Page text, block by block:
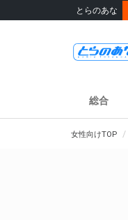
とらのあな
総合
女性向けTOP